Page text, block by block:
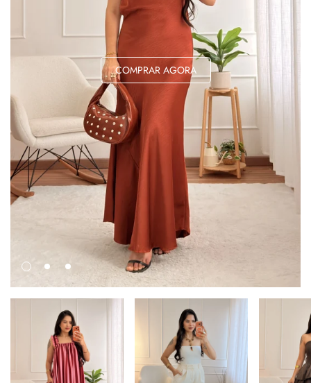
COMPRAR AGORA